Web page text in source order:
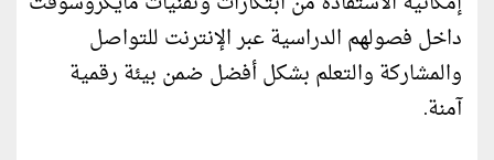
داخل فصولهم الدراسية عبر الإنترنت للتواصل
والمشاركة والتعلم بشكل أفضل ضمن بيئة رقمية
آمنة.